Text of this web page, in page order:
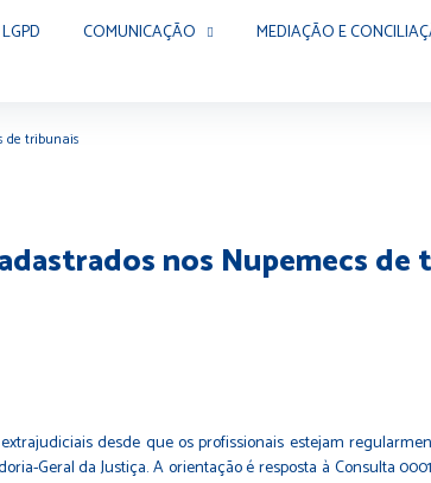
LGPD COMUNICAÇÃO MEDIAÇÃO E
de tribunais
nos Nupemecs de
desde que os profissionais estejam
Geral da Justiça. A orientação é resposta à Consulta